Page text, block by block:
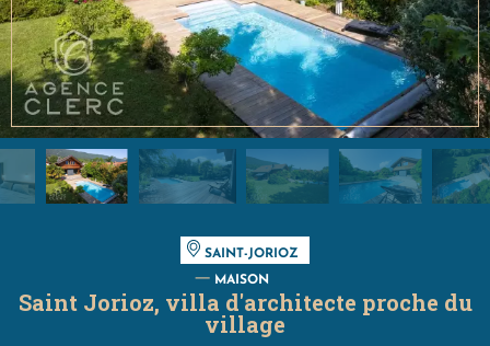
SAINT-JORIOZ
MAISON
Saint Jorioz, villa d'architecte proche du
village